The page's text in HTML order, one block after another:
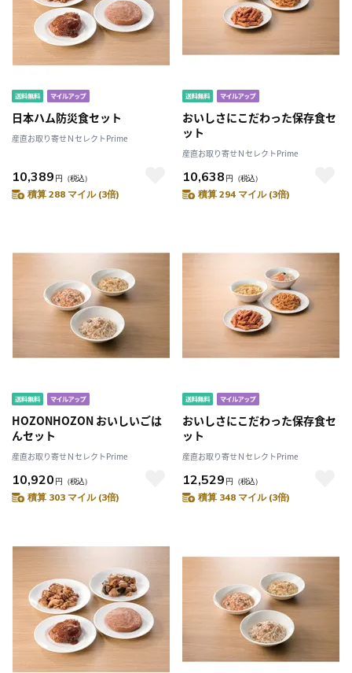
日本ハム防災食セット
産直お取り寄せＮセレクトPrime
10,389 円 （税込）
積算 288 マイル (3倍)
おいしさにこだわった保存食セ
ット
産直お取り寄せＮセレクトPrime
10,638 円 （税込）
積算 294 マイル (3倍)
HOZONHOZON おいしいごは
んセット
産直お取り寄せＮセレクトPrime
10,920 円 （税込）
積算 303 マイル (3倍)
おいしさにこだわった保存食セ
ット
産直お取り寄せＮセレクトPrime
12,529 円 （税込）
積算 348 マイル (3倍)